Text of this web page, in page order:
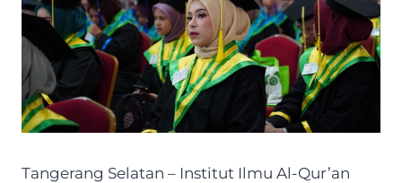
Tangerang Selatan – Institut Ilmu Al-Qur’an